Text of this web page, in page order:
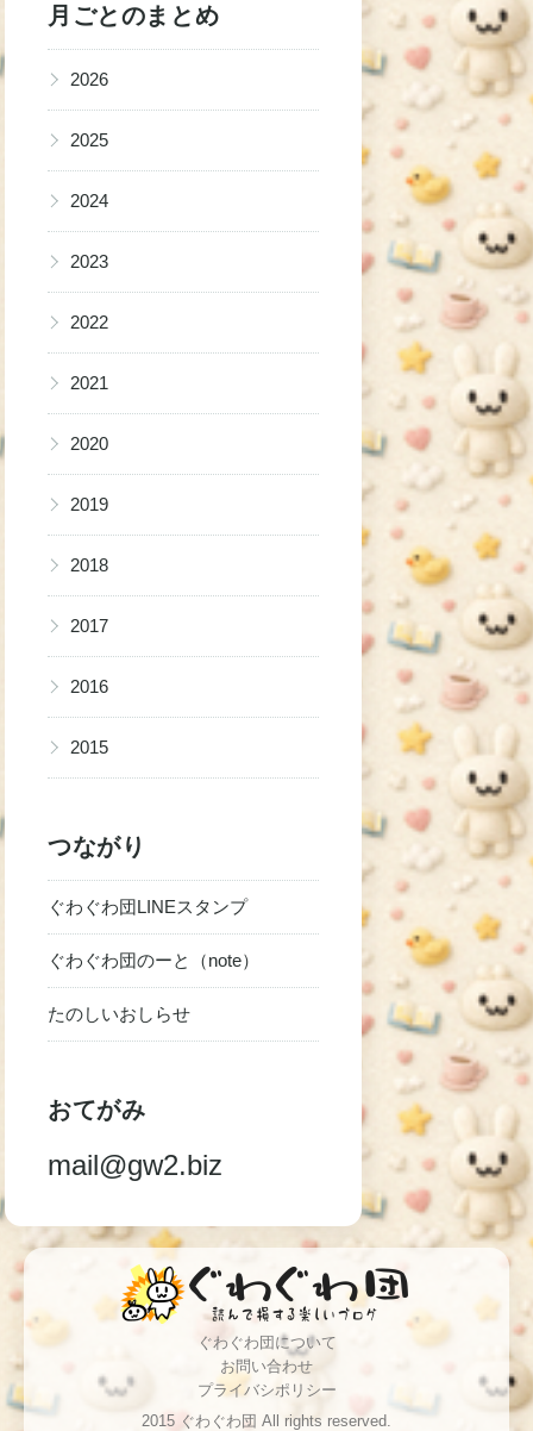
月ごとのまとめ
▶ 2026
▶ 2025
▶ 2024
▶ 2023
▶ 2022
▶ 2021
▶ 2020
▶ 2019
▶ 2018
▶ 2017
▶ 2016
▶ 2015
つながり
ぐわぐわ団LINEスタンプ
ぐわぐわ団のーと（note）
たのしいおしらせ
おてがみ
mail@gw2.biz
ぐわぐわ団について
お問い合わせ
プライバシポリシー
2015 ぐわぐわ団 All rights reserved.